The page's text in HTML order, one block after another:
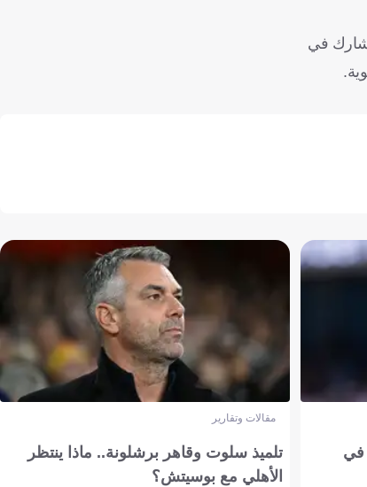
أن قاد منتخب شباب العراق للمركز الثاني، في كأس آسيا 2023، كما شارك في
في
مقالات وتقارير
تلميذ سلوت وقاهر برشلونة.. ماذا ينتظر
الأهلي مع بوسيتش؟